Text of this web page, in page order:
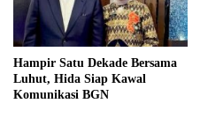
Hampir Satu Dekade Bersama
Luhut, Hida Siap Kawal
Komunikasi BGN